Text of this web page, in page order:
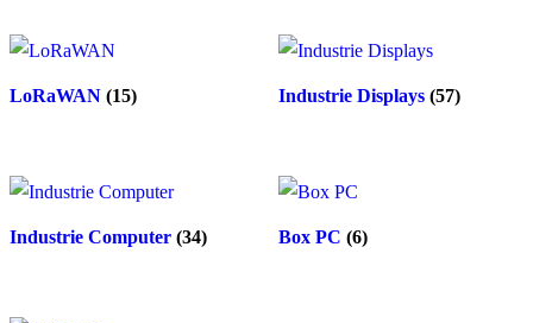
LoRaWAN (15) Industrie Displays (57)
Industrie Computer (34) Box PC (6)